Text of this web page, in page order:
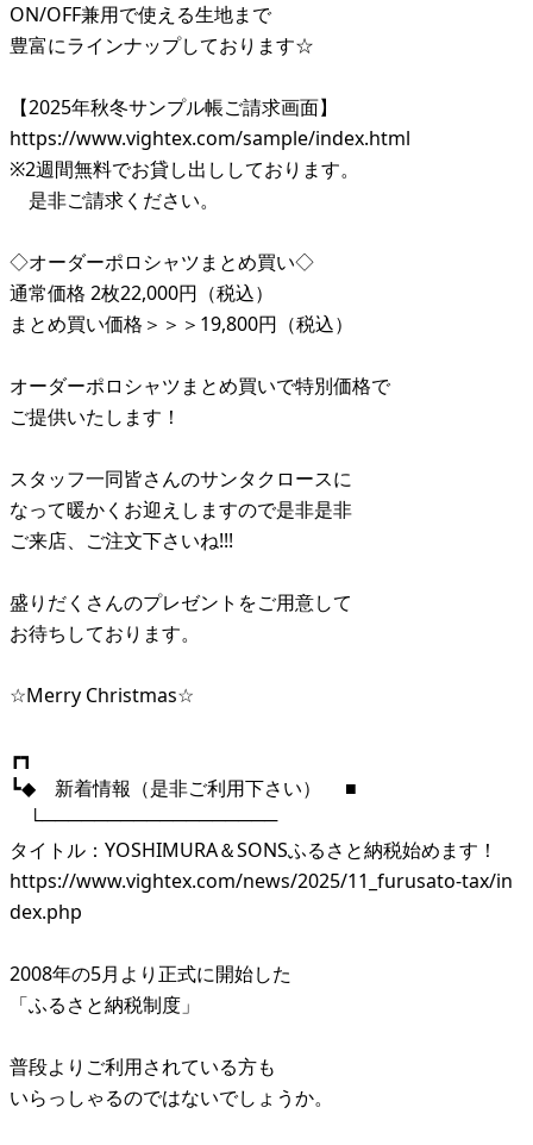
ON/OFF兼用で使える生地まで
豊富にラインナップしております☆
【2025年秋冬サンプル帳ご請求画面】
https://www.vightex.com/sample/index.html
※2週間無料でお貸し出ししております。
是非ご請求ください。
◇オーダーポロシャツまとめ買い◇
通常価格 2枚22,000円（税込）
まとめ買い価格＞＞＞19,800円（税込）
オーダーポロシャツまとめ買いで特別価格で
ご提供いたします！
スタッフ一同皆さんのサンタクロースに
なって暖かくお迎えしますので是非是非
ご来店、ご注文下さいね!!!
盛りだくさんのプレゼントをご用意して
お待ちしております。
☆Merry Christmas☆
┏┓
┗◆ 新着情報（是非ご利用下さい） ■
└──────────────────
タイトル：YOSHIMURA＆SONSふるさと納税始めます！
https://www.vightex.com/news/2025/11_furusato-tax/in
dex.php
2008年の5月より正式に開始した
「ふるさと納税制度」
普段よりご利用されている方も
いらっしゃるのではないでしょうか。